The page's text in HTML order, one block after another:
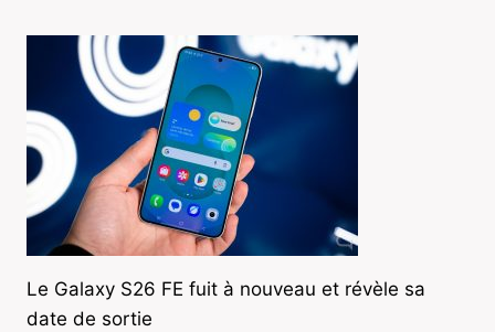
Le Galaxy S26 FE fuit à nouveau et révèle sa
date de sortie